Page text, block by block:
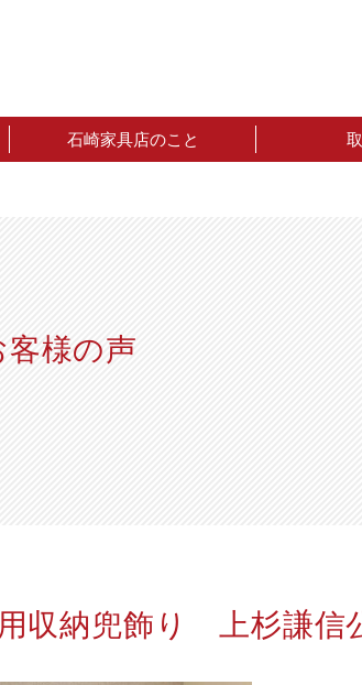
石崎家具店のこと
様の声
収納兜飾り 上杉謙信